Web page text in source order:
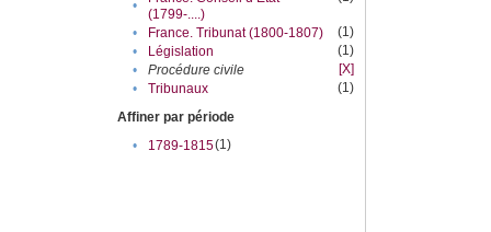
•
(1799-....)
• France. Tribunat (1800-1807)
(1)
•
Législation
(1)
•
Procédure civile
[X]
•
Tribunaux
(1)
Affiner par période
•
1789-1815(1)